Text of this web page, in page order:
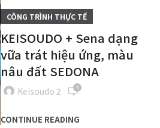
CÔNG TRÌNH THỰC TẾ
KEISOUDO + Sena dạng
vữa trát hiệu ứng, màu
nâu đất SEDONA
Keisoudo 2 0
CONTINUE READING